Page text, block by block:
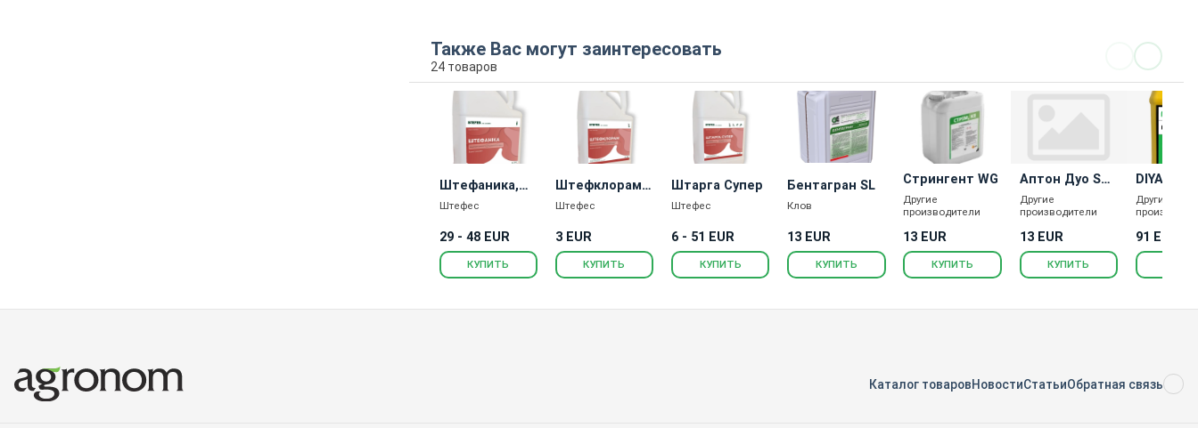
Также Вас могут заинтересовать
24 товаров
Штефаника,
КС, гербицид
Штефес
29 - 48 EUR
КУПИТЬ
Штефклорам,
РК, гербицид
Штефес
3 EUR
КУПИТЬ
Штарга Супер
Штефес
6 - 51 EUR
КУПИТЬ
Бентагран SL
Клов
13 EUR
КУПИТЬ
Стрингент WG
Другие
производители
13 EUR
КУПИТЬ
Аптон Дуо SЕ,
СЕ, гербицид
Другие
производители
13 EUR
КУПИТЬ
DIYA-
Другие
91 EUR
Каталог товаровНовостиСтатьиОбратная связь RSS